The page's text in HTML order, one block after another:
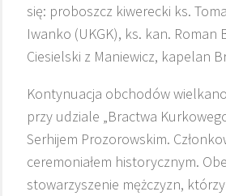
się: proboszcz kiwerecki ks.
Iwanko (UKGK), ks. kan. Roman
Ciesielski z Maniewicz, kapelan
Kontynuacja obchodów
przy udziale „Bractwa
Serhijem Prozorowskim.
ceremoniałem historycznym.
stowarzyszenie mężczyzn,